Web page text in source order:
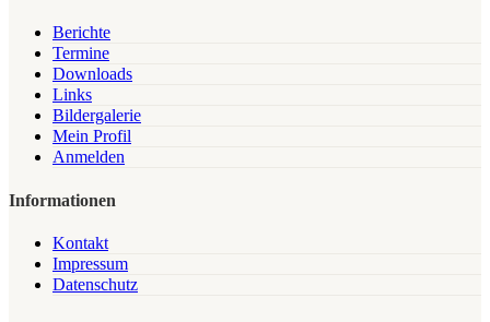
Berichte
Termine
Downloads
Links
Bildergalerie
Mein Profil
Anmelden
Informationen
Kontakt
Impressum
Datenschutz